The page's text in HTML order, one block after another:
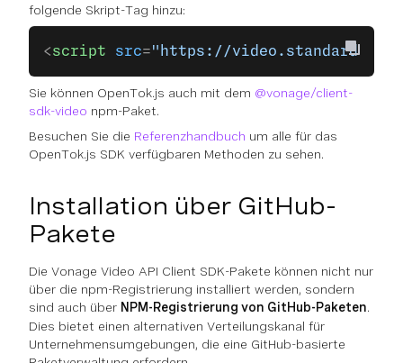
folgende Skript-Tag hinzu:
<script src="https://
Sie können OpenTok.js auch mit dem @vonage/client-
sdk-video npm-Paket.
Besuchen Sie die Referenzhandbuch um alle für das
OpenTok.js SDK verfügbaren Methoden zu sehen.
Installation über GitHub-
Pakete
Die Vonage Video API Client SDK-Pakete können nicht nur
über die npm-Registrierung installiert werden, sondern
sind auch über NPM-Registrierung von GitHub-Paketen.
Dies bietet einen alternativen Verteilungskanal für
Unternehmensumgebungen, die eine GitHub-basierte